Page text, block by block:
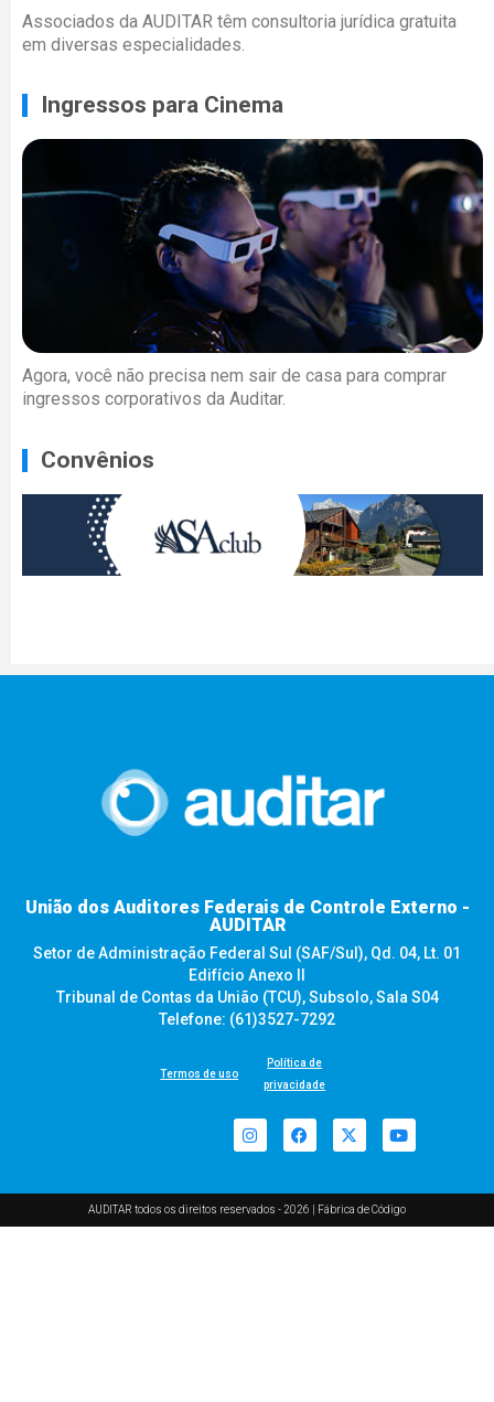
Associados da AUDITAR têm consultoria jurídica gratuita
em diversas especialidades.
Ingressos para Cinema
Agora, você não precisa nem sair de casa para comprar
ingressos corporativos da Auditar.
Convênios
União dos Auditores Federais de Controle Externo -
AUDITAR
Setor de Administração Federal Sul (SAF/Sul), Qd. 04, Lt. 01
Edifício Anexo II
Tribunal de Contas da União (TCU), Subsolo, Sala S04
Telefone: (61)3527-7292
Termos de uso
Política de
privacidade
AUDITAR todos os direitos reservados - 2026 | Fábrica de Código